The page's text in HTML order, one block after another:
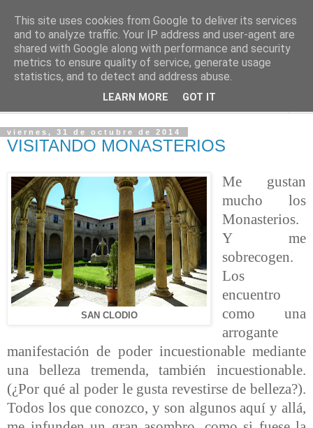
PASEANTE SILENCIOSO
Blog personal de Emilio Valadé del Río
viernes, 31 de octubre de 2014
VISITANDO MONASTERIOS
SAN CLODIO
Me gustan
mucho los
Monasterios.
Y me
sobrecogen.
Los
encuentro
como una
arrogante
manifestación de poder incuestionable mediante
una belleza tremenda, también incuestionable.
(¿Por qué al poder le gusta revestirse de belleza?).
Todos los que conozco, y son algunos aquí y allá,
This site uses cookies from Google to deliver its services
and to analyze traffic. Your IP address and user-agent are
shared with Google along with performance and security
metrics to ensure quality of service, generate usage
statistics, and to detect and address abuse.
LEARN MORE GOT IT